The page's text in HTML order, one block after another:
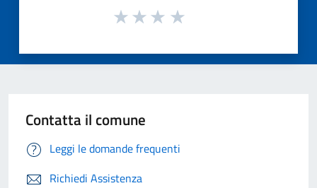
Contatta il comune
Leggi le domande frequenti
Richiedi Assistenza